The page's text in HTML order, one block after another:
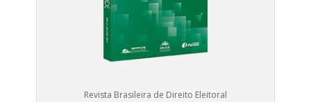
Revista Brasileira de Direito Eleitoral